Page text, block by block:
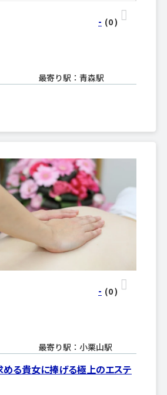
最寄り駅：青森駅
- (0)
最寄り駅：小栗山駅
- (0)
める貴女に捧げる極上のエステ